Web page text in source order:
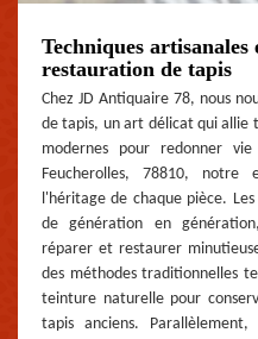
Techniques
restauration de tapis
Chez JD Antiquaire 78, nous
de tapis, un art délicat qui allie
modernes pour redonner
Feucherolles, 78810, notre
l'héritage de chaque pièce.
de génération en
réparer et restaurer
des méthodes traditionnelles
teinture naturelle pour
tapis anciens.